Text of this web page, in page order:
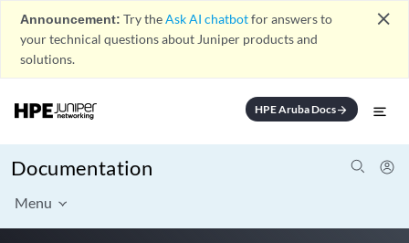
Announcement: Try theAsk AI chatbotfor answers to
your technical questions about Juniper products and
solutions.
close
HPE Aruba Docsarrow_forward
Documentation
Menu